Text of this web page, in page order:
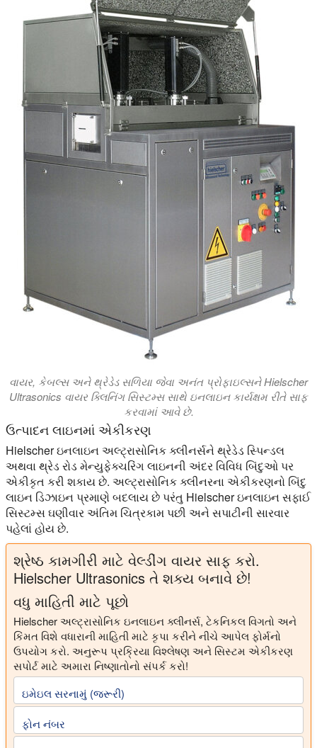
વાયર, કેબલ્સ અને થ્રેડેડ સળિયા જેવા અનંત પ્રોફાઇલ્સને Hielscher
Ultrasonics વાયર ક્લિનિંગ સિસ્ટમ્સ સાથે ઇનલાઇન કાર્યક્ષમ રીતે સાફ
કરવામાં આવે છે.
ઉત્પાદન લાઇનમાં એકીકરણ
Hielscher ઇનલાઇન અલ્ટ્રાસોનિક ક્લીનર્સને થ્રેડેડ સ્પિન્ડલ
અથવા થ્રેડ રોડ મેન્યુફેક્ચરિંગ લાઇનની અંદર વિવિધ બિંદુઓ પર
એકીકૃત કરી શકાય છે. અલ્ટ્રાસોનિક ક્લીનરના એકીકરણનો બિંદુ
લાઇન ડિઝાઇન પ્રમાણે બદલાય છે પરંતુ Hielscher ઇનલાઇન સફાઈ
સિસ્ટમ્સ ઘણીવાર અંતિમ ચિત્રકામ પછી અને સપાટીની સારવાર
પહેલાં હોય છે.
શ્રેષ્ઠ કામગીરી માટે વેલ્ડીંગ વાયર સાફ કરો.
Hielscher Ultrasonics તે શક્ય બનાવે છે!
વધુ માહિતી માટે પૂછો
Hielscher અલ્ટ્રાસોનિક ઇનલાઇન ક્લીનર્સ, ટેકનિકલ વિગતો અને
કિંમત વિશે વધારાની માહિતી માટે કૃપા કરીને નીચે આપેલ ફોર્મનો
ઉપયોગ કરો. અનુરૂપ પ્રક્રિયા વિશ્લેષણ અને સિસ્ટમ એકીકરણ
સપોર્ટ માટે અમારા નિષ્ણાતોનો સંપર્ક કરો!
ઇમેઇલ સરનામું (જરૂરી)
ફોન નંબર